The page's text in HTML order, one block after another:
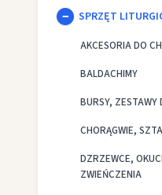
SPRZĘT
AKCESORIA DO
BALDACHIMY
BURSY, ZESTAWY
CHORĄGWIE,
DZRZEWCE,
ZWIEŃCZENIA